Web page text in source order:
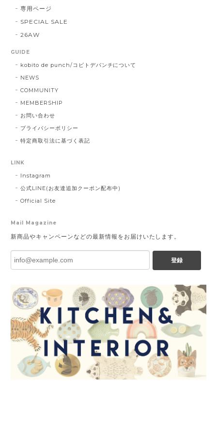
専用ページ
SPECIAL SALE
26AW
GUIDE
kobito de punch/コビトデパンチについて
NEWS
COMMUNITY
MEMBERSHIP
お問い合わせ
プライバシーポリシー
特定商取引法に基づく表記
LINK
Instagram
公式LINE(お友達追加クーポン配布中)
Official Site
Mail Magazine
新商品やキャンペーンなどの最新情報をお届けいたします。
登録